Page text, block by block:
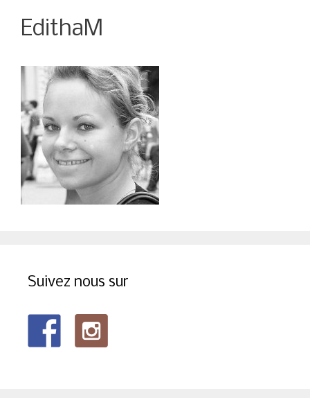
EdithaM
Suivez nous sur